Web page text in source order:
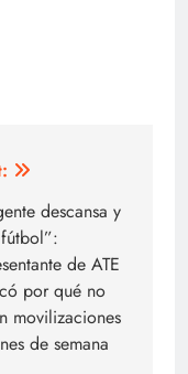
descansa y
de ATE
por qué no
movilizaciones
de semana